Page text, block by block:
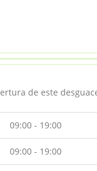
de este
09:00 - 19:00
09:00 - 19:00